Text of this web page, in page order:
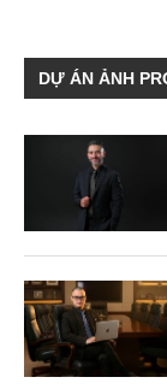
DỰ ÁN ẢNH